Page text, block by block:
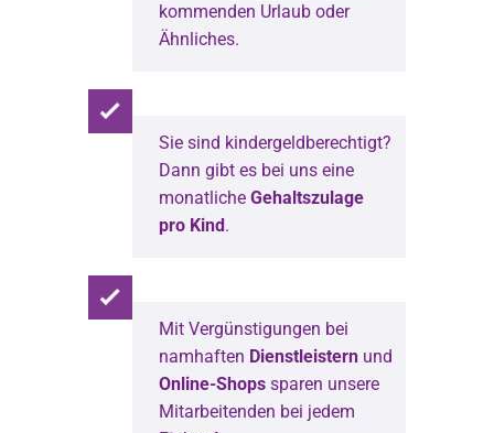
kommenden Urlaub oder
Ähnliches.
Sie sind kindergeldberechtigt?
Dann gibt es bei uns eine
monatliche Gehaltszulage
pro Kind.
Mit Vergünstigungen bei
namhaften Dienstleistern und
Online-Shops sparen unsere
Mitarbeitenden bei jedem